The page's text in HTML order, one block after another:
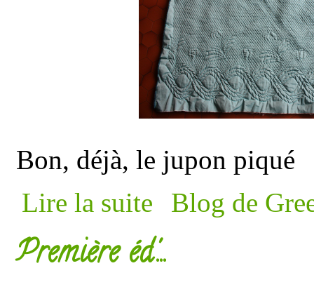
Bon, déjà, le jupon piqué
Lire la suite de Meuh non je ne suis pas en
Blog de
Première éd'...